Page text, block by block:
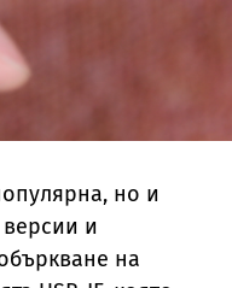
но и
и
на